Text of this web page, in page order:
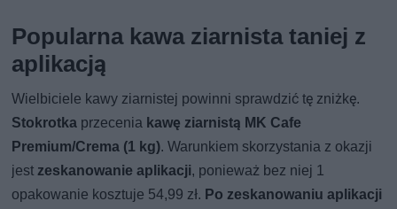
Popularna kawa ziarnista taniej z
aplikacją
Wielbiciele kawy ziarnistej powinni sprawdzić tę zniżkę.
Stokrotka przecenia kawę ziarnistą MK Cafe
Premium/Crema (1 kg). Warunkiem skorzystania z okazji
jest zeskanowanie aplikacji, ponieważ bez niej 1
opakowanie kosztuje 54,99 zł. Po zeskanowaniu aplikacji